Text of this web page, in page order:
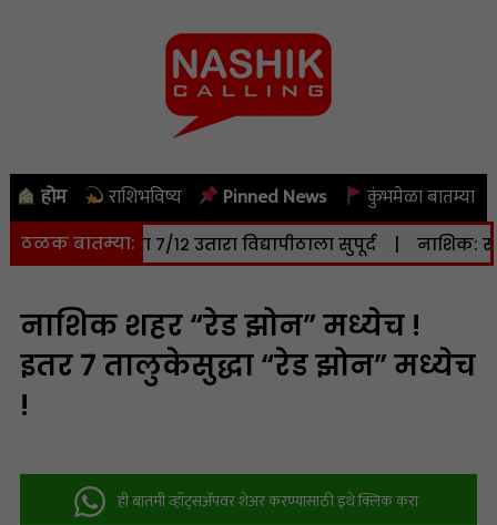
होम राशिभविष्य Pinned News कुंभमेळा बातम्या
ठळक बातम्या:
जमिनीचा ७/१२ उतारा विद्यापीठाला सुपूर्द | नाशिक:
नाशिक शहर “रेड झोन” मध्येच !
इतर 7 तालुकेसुद्धा “रेड झोन” मध्येच
!
ही बातमी व्हॉट्सअ‍ॅपवर शेअर करण्यासाठी इथे क्लिक करा